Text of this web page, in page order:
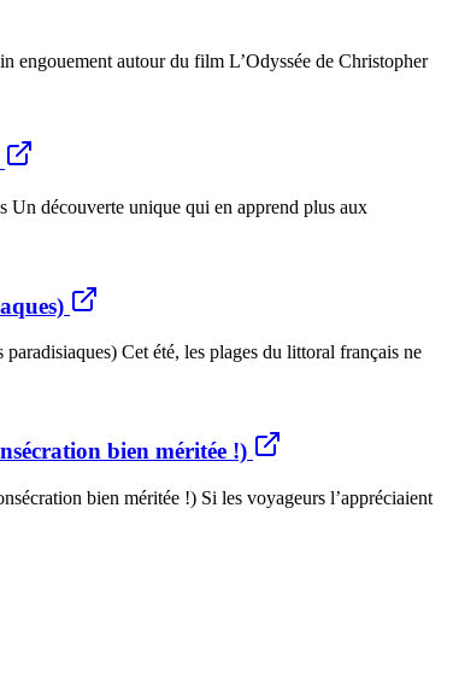
engouement autour du film L’Odyssée de Christopher
Un découverte unique qui en apprend plus aux
Cet été, les plages du littoral français ne
bien méritée !)
bien méritée !) Si les voyageurs l’appréciaient